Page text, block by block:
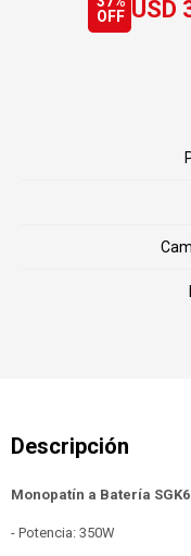
USD
Monopatín a Batería SGK6
- Potencia: 350W